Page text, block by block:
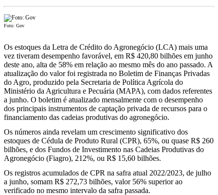
Foto: Gov
Os estoques da Letra de Crédito do Agronegócio (LCA) mais uma
vez tiveram desempenho favorável, em R$ 420,80 bilhões em junho
deste ano, alta de 58% em relação ao mesmo mês do ano passado. A
atualização do valor foi registrada no Boletim de Finanças Privadas
do Agro, produzido pela Secretaria de Política Agrícola do
Ministério da Agricultura e Pecuária (MAPA), com dados referentes
a junho. O boletim é atualizado mensalmente com o desempenho
dos principais instrumentos de captação privada de recursos para o
financiamento das cadeias produtivas do agronegócio.
Os números ainda revelam um crescimento significativo dos
estoques de Cédula de Produto Rural (CPR), 65%, ou quase R$ 260
bilhões, e dos Fundos de Investimento nas Cadeias Produtivas do
Agronegócio (Fiagro), 212%, ou R$ 15,60 bilhões.
Os registros acumulados de CPR na safra atual 2022/2023, de julho
a junho, somam R$ 272,73 bilhões, valor 56% superior ao
verificado no mesmo intervalo da safra passada.